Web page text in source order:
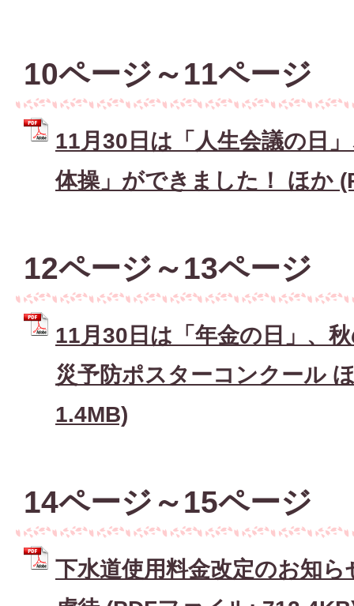
10ページ～11ページ
11月30日は「人生会議の日
体操」ができました！ ほか
12ページ～13ページ
11月30日は「年金の日」、
災予防ポスターコンクール
1.4MB)
14ページ～15ページ
下水道使用料金改定のお知